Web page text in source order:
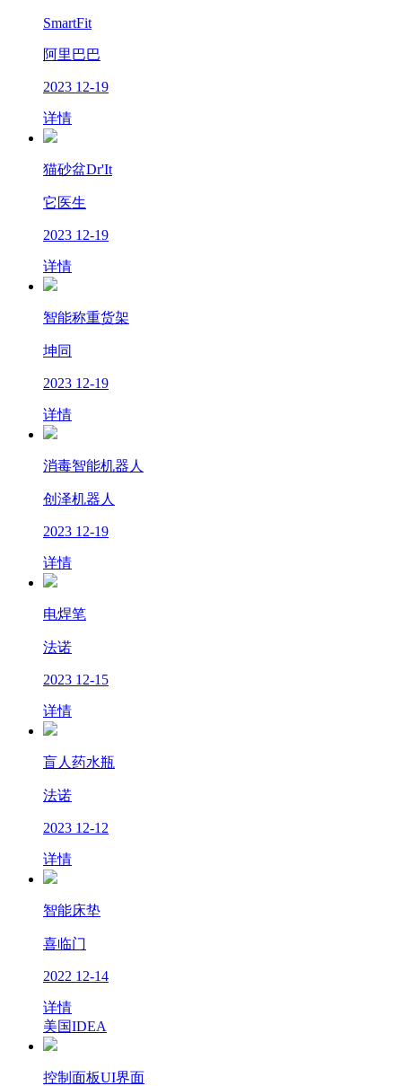
SmartFit
阿里巴巴
2023 12-19
详情
猫砂盆Dr'It
它医生
2023 12-19
详情
智能称重货架
坤同
2023 12-19
详情
消毒智能机器人
创泽机器人
2023 12-19
详情
电焊笔
法诺
2023 12-15
详情
盲人药水瓶
法诺
2023 12-12
详情
智能床垫
喜临门
2022 12-14
详情
美国IDEA
控制面板UI界面